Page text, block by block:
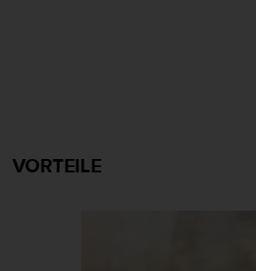
VORTEILE